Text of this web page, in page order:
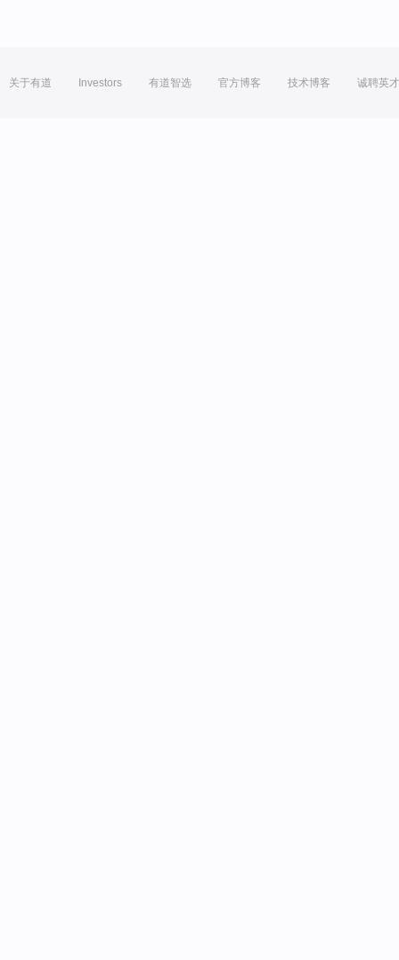
关于有道 Investors 有道智选 官方博客 技术博客 诚聘英才